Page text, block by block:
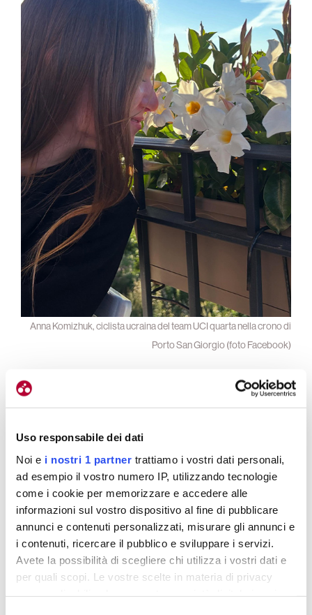
Uso responsabile dei dati
Noi e i nostri 1 partner trattiamo i vostri dati personali,
ad esempio il vostro numero IP, utilizzando tecnologie
come i cookie per memorizzare e accedere alle
informazioni sul vostro dispositivo al fine di pubblicare
annunci e contenuti personalizzati, misurare gli annunci e
i contenuti, ricercare il pubblico e sviluppare i servizi.
Avete la possibilità di scegliere chi utilizza i vostri dati e
per quali scopi. Le vostre scelte in materia di privacy
Anna Komizhuk, ciclista ucraina del team UCI quarta nella crono di
Porto San Giorgio (foto Facebook)
Che cosa ha rappresentato quella gara specifica
per voi?
chiaramente siamo una squadra che deve imparare
tanto.Queste ragazze non hanno mai corso in
Europa prima di quest’anno. Sto cercando di
bilanciare le gare UCI. Adesso siamo alla Volta a
Catalunya dove chiaramente faranno fatica ed è
normale. Ma abbiamo affrontato anche gare un po’
più abbordabili e i risultati sono arrivati. E’ un po’ il
concetto di bastone e carota…